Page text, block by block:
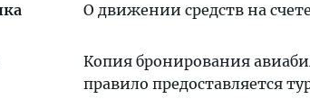
О движении средств на
Копия бронирования
правило предоставляется